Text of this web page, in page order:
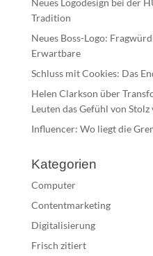
Neues Logodesign bei der
Tradition
Neues Boss-Logo:
Erwartbare
Schluss mit Cookies: Das
Helen Clarkson über
Leuten das Gefühl von
Influencer: Wo liegt die
Kategorien
Computer
Contentmarketing
Digitalisierung
Frisch zitiert